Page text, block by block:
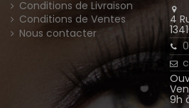
Conditions de Livraison
Conditions de Ventes
Nous contacter
4
9h